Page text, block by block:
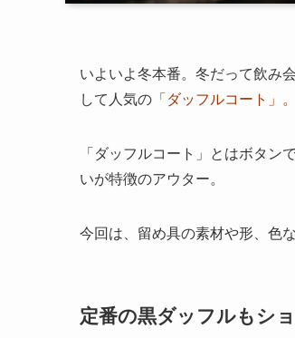
いよいよ冬本番。冬だって飲み
して人気の 「ダッフルコート」。
「ダッフルコート」とはボタン
いが特徴のアウター。
今回は、留め具の素材や形、色
定番の黒ダッフルもシ